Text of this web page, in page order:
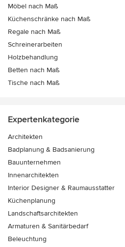
Möbel nach Maß
Küchenschränke nach Maß
Regale nach Maß
Schreinerarbeiten
Holzbehandlung
Betten nach Maß
Tische nach Maß
Expertenkategorie
Architekten
Badplanung & Badsanierung
Bauunternehmen
Innenarchitekten
Interior Designer & Raumausstatter
Küchenplanung
Landschaftsarchitekten
Armaturen & Sanitärbedarf
Beleuchtung